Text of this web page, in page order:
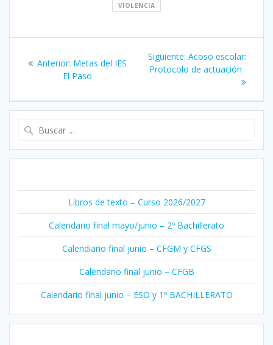
VIOLENCIA
de
entradas
Anterior: Entrada
anterior:
Metas del IES
El Paso
Siguiente: Siguiente
entrada:
Acoso escolar:
Protocolo de actuación
Libros de texto – Curso 2026/2027
Calendario final mayo/junio – 2º Bachillerato
Calendiario final junio – CFGM y CFGS
Calendario final junio – CFGB
Calendario final junio – ESO y 1º BACHILLERATO